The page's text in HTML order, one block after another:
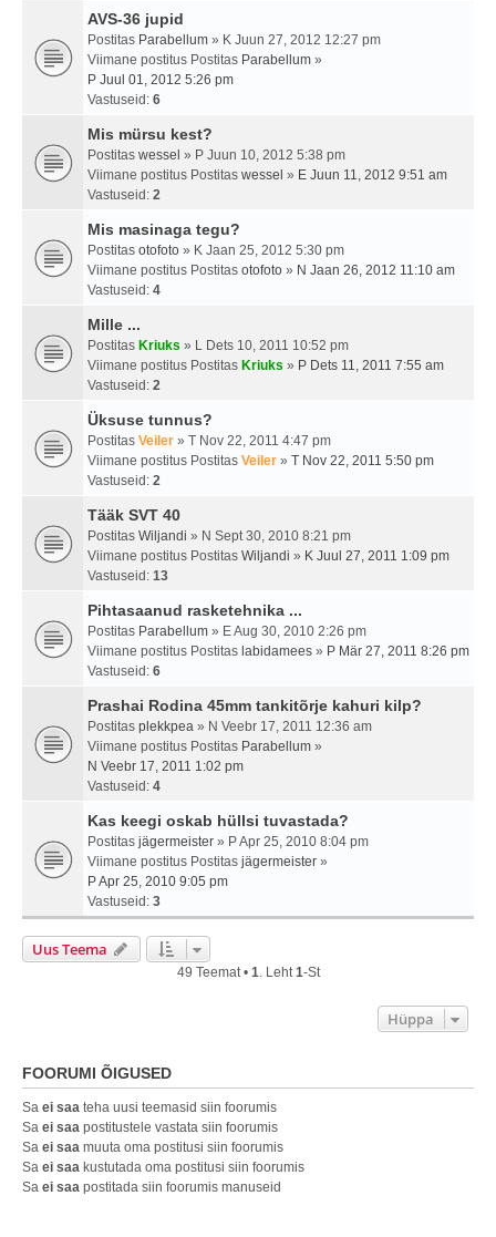
AVS-36 jupid
Postitas Parabellum » K Juun 27, 2012 12:27 pm
Viimane postitus Postitas Parabellum »
P Juul 01, 2012 5:26 pm
Vastuseid: 6
Mis mürsu kest?
Postitas wessel » P Juun 10, 2012 5:38 pm
Viimane postitus Postitas wessel » E Juun 11, 2012 9:51 am
Vastuseid: 2
Mis masinaga tegu?
Postitas otofoto » K Jaan 25, 2012 5:30 pm
Viimane postitus Postitas otofoto » N Jaan 26, 2012 11:10 am
Vastuseid: 4
Mille ...
Postitas Kriuks » L Dets 10, 2011 10:52 pm
Viimane postitus Postitas Kriuks » P Dets 11, 2011 7:55 am
Vastuseid: 2
Üksuse tunnus?
Postitas Veiler » T Nov 22, 2011 4:47 pm
Viimane postitus Postitas Veiler » T Nov 22, 2011 5:50 pm
Vastuseid: 2
Tääk SVT 40
Postitas Wiljandi » N Sept 30, 2010 8:21 pm
Viimane postitus Postitas Wiljandi » K Juul 27, 2011 1:09 pm
Vastuseid: 13
Pihtasaanud rasketehnika ...
Postitas Parabellum » E Aug 30, 2010 2:26 pm
Viimane postitus Postitas labidamees » P Mär 27, 2011 8:26 pm
Vastuseid: 6
Prashai Rodina 45mm tankitõrje kahuri kilp?
Postitas plekkpea » N Veebr 17, 2011 12:36 am
Viimane postitus Postitas Parabellum »
N Veebr 17, 2011 1:02 pm
Vastuseid: 4
Kas keegi oskab hüllsi tuvastada?
Postitas jägermeister » P Apr 25, 2010 8:04 pm
Viimane postitus Postitas jägermeister »
P Apr 25, 2010 9:05 pm
Vastuseid: 3
Uus Teema
49 Teemat • 1. Leht1-st
Hüppa
FOORUMI ÕIGUSED
Sa ei saa teha uusi teemasid siin foorumis
Sa ei saa postitustele vastata siin foorumis
Sa ei saa muuta oma postitusi siin foorumis
Sa ei saa kustutada oma postitusi siin foorumis
Sa ei saa postitada siin foorumis manuseid